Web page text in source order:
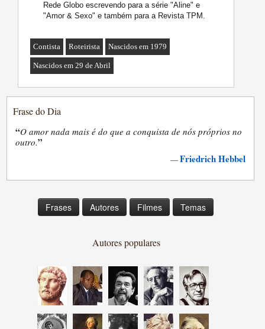
Rede Globo escrevendo para a série "Aline" e
"Amor & Sexo" e também para a Revista TPM.
Contista Roteirista Nascidos em 1979
Nascidos em 29 de Abril
Frase do Dia
“O amor nada mais é do que a conquista de nós próprios no
outro.”
—Friedrich Hebbel
Frases Autores Filmes Temas
Autores populares